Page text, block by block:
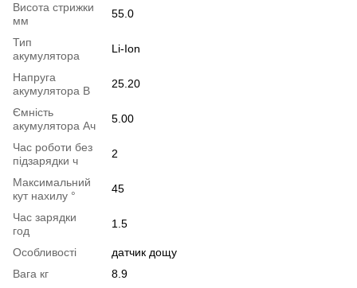
Висота стрижки
мм
55.0
Тип
акумулятора
Li-Ion
Напруга
акумулятора В
25.20
Ємність
акумулятора Ач
5.00
Час роботи без
підзарядки ч
2
Максимальний
кут нахилу °
45
Час зарядки
год
1.5
Особливості
датчик дощу
Вага кг
8.9